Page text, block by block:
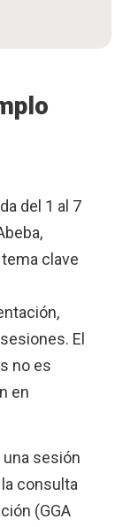
del 1 al 7
clave
El
no es
en
una sesión
consulta
(GGA